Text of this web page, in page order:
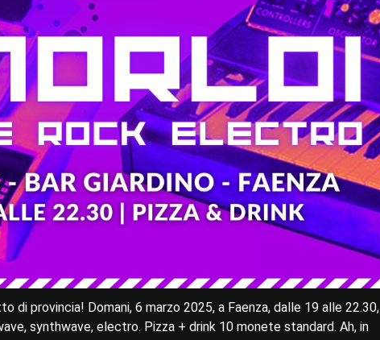
di provincia! Domani, 6 marzo 2025, a Faenza, dalle 19 alle 22.30,
synthwave, electro. Pizza + drink 10 monete standard. Ah, in